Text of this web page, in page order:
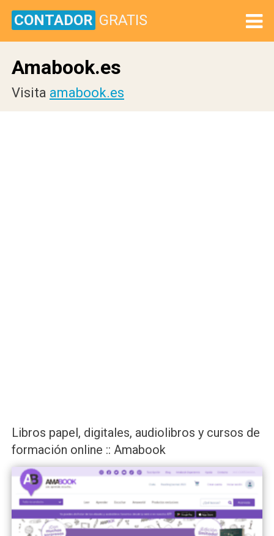
CONTADOR GRATIS
Amabook.es
Visita amabook.es
Libros papel, digitales, audiolibros y cursos de
formación online :: Amabook